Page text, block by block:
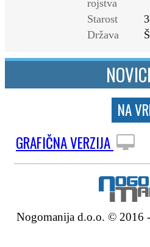
rojstva
Starost
Država
NA
GRAFIČNA VERZIJA
Nogomanija d.o.o. © 2016